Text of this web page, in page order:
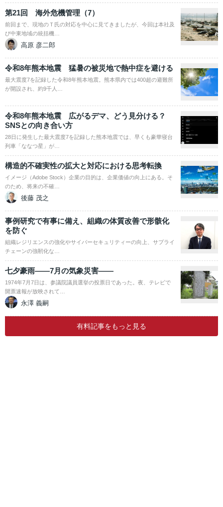
第21回 海外危機管理（7）
前回まで、現地のＴ氏の対応を中心に見てきましたが、今回は本社及
び中東地域の統括機…
高原 彦二郎
令和8年熊本地震 猛暑の被災地で熱中症を避ける
最大震度7を記録した令和8年熊本地震。熊本県内では400超の避難所
が開設され、約9千人…
令和8年熊本地震 広がるデマ、どう見分ける？
SNSとの向き合い方
28日に発生した最大震度7を記録した熊本地震では、早くも豪華寝台
列車「ななつ星」が…
構造的不確実性の拡大と対応における思考転換
イメージ（Adobe Stock）企業の目的は、企業価値の向上にある。そ
のため、将来の不確…
後藤 茂之
事例研究で有事に備え、組織の体質改善で形骸化
を防ぐ
組織レジリエンスの強化やサイバーセキュリティーの向上、サプライ
チェーンの強靭化な…
七夕豪雨――7月の気象災害――
1974年7月7日は、参議院議員選挙の投票日であった。夜、テレビで
開票速報が放映されて…
永澤 義嗣
有料記事をもっと見る